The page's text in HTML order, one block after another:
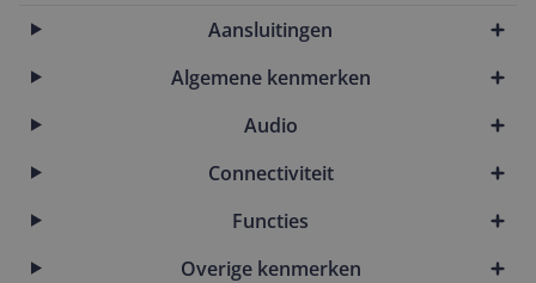
Aansluitingen
Algemene kenmerken
Audio
Connectiviteit
Functies
Overige kenmerken